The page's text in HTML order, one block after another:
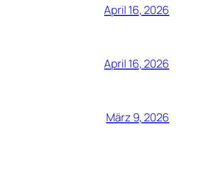
April 16, 2026
April 16, 2026
März 9, 2026